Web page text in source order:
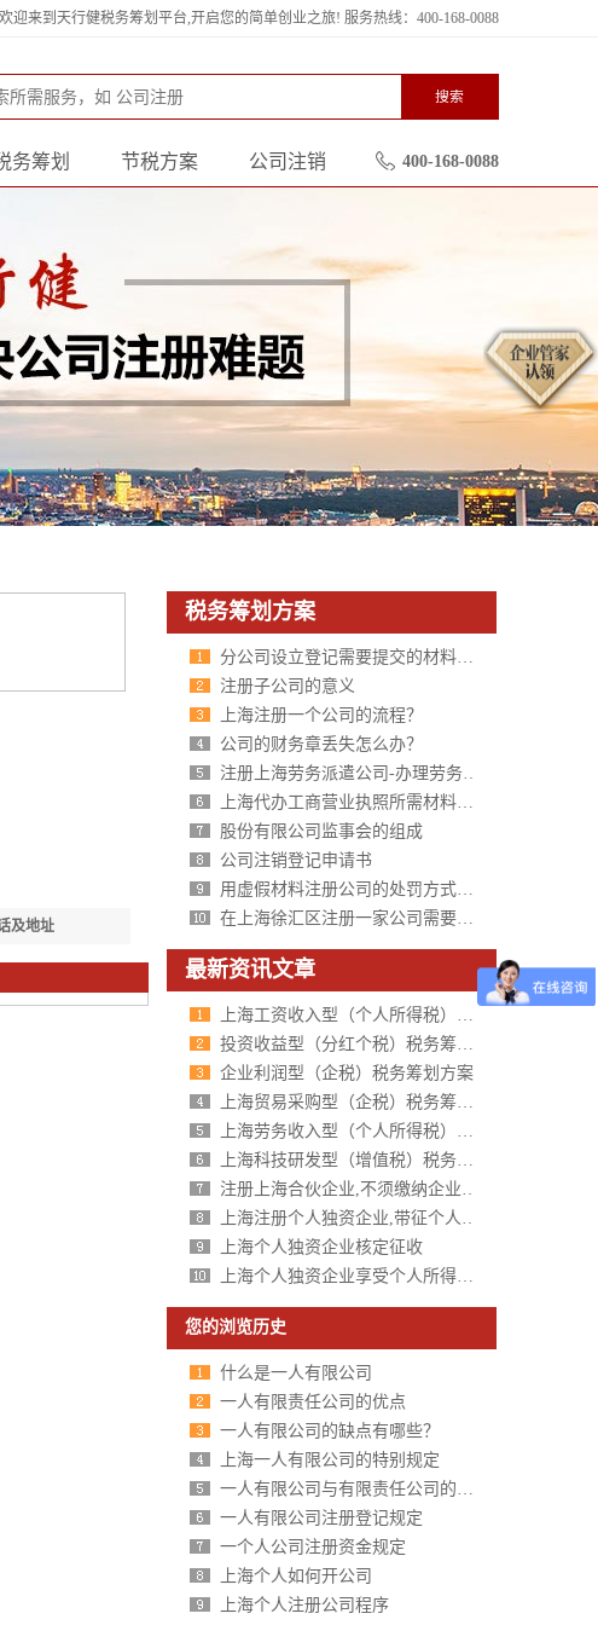
迎来到天行健税务筹划平台,开启您的简单创业之旅! 服务热线：400-168-0088
搜索
400-168-0088
公司注销
节税方案
务筹划
及地址
税务筹划方案
分公司设立登记需要提交的材料及规范要求
注册子公司的意义
上海注册一个公司的流程？
公司的财务章丢失怎么办？
注册上海劳务派遣公司-办理劳务派遣经营许可证
上海代办工商营业执照所需材料费用与流程
股份有限公司监事会的组成
公司注销登记申请书
用虚假材料注册公司的处罚方式及严重后果
在上海徐汇区注册一家公司需要什么材料？
最新资讯文章
上海工资收入型（个人所得税）税务筹划方案
投资收益型（分红个税）税务筹划方案
企业利润型（企税）税务筹划方案
上海贸易采购型（企税）税务筹划方案
上海劳务收入型（个人所得税）税务筹划方案
上海科技研发型（增值税）税务筹划方案
注册上海合伙企业,不须缴纳企业所得税,个人所得税核定征收
上海注册个人独资企业,带征个人所得税,财政税收返还扶持40%-50%
上海个人独资企业核定征收
上海个人独资企业享受个人所得税核定征收
您的浏览历史
什么是一人有限公司
一人有限责任公司的优点
一人有限公司的缺点有哪些？
上海一人有限公司的特别规定
一人有限公司与有限责任公司的区别分析
一人有限公司注册登记规定
一个人公司注册资金规定
上海个人如何开公司
上海个人注册公司程序